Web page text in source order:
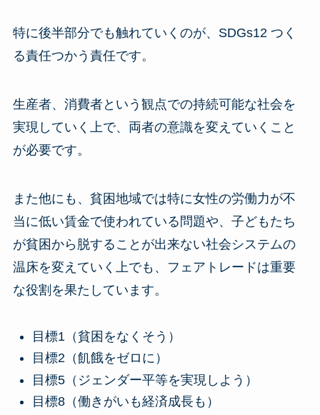
特に後半部分でも触れていくのが、SDGs12 つく
る責任つかう責任です。
生産者、消費者という観点での持続可能な社会を
実現していく上で、両者の意識を変えていくこと
が必要です。
また他にも、貧困地域では特に女性の労働力が不
当に低い賃金で使われている問題や、子どもたち
が貧困から脱することが出来ない社会システムの
温床を変えていく上でも、フェアトレードは重要
な役割を果たしています。
目標1（貧困をなくそう）
目標2（飢餓をゼロに）
目標5（ジェンダー平等を実現しよう）
目標8（働きがいも経済成長も）